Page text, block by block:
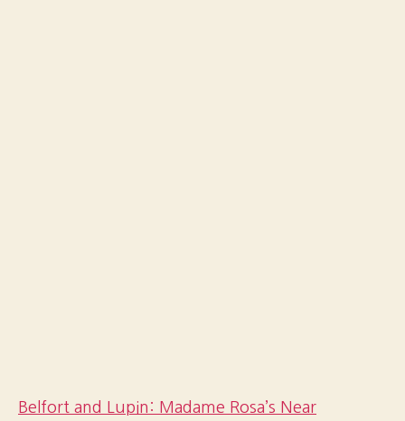
Belfort and Lupin: Madame Rosa’s Near